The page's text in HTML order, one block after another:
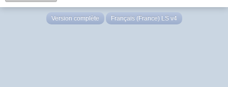
Version complète Français (France) LS v4